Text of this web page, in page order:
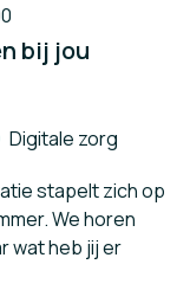
bij jou
Digitale zorg
stapelt zich op
We horen
wat heb jij er